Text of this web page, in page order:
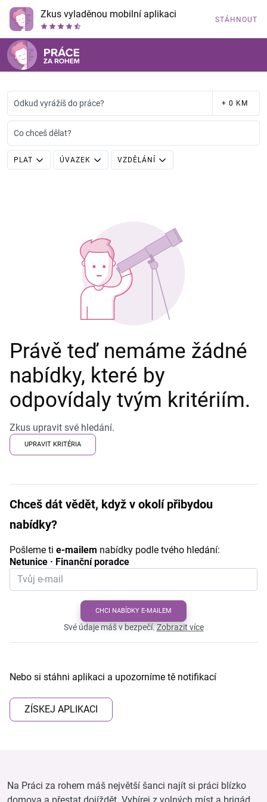
Zkus vyladěnou mobilní aplikaci STÁHNOUT
Odkud vyrážíš do práce? + 0 KM
Co chceš dělat?
PLAT ÚVAZEK VZDĚLÁNÍ
Právě teď nemáme žádné
nabídky, které by
odpovídaly tvým kritériím.
Zkus upravit své hledání.
UPRAVIT KRITÉRIA
Chceš dát vědět, když v okolí přibydou
nabídky?
Pošleme ti e-mailem nabídky podle tvého hledání:
Netunice · Finanční poradce
CHCI NABÍDKY E-MAILEM
Své údaje máš v bezpečí.Zobrazit více
Nebo si stáhni aplikaci a upozorníme tě notifikací
ZÍSKEJ APLIKACI
Na Práci za rohem máš největší šanci najít si práci blízko
domova a přestat dojíždět. Vybírej z volných míst a brigád